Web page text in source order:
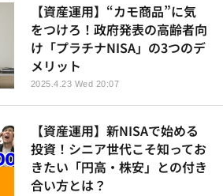
【資産運用】“カモ商品”に気
をつけろ！政府発表の高齢者向
け「プラチナNISA」の3つのデ
メリット
2025.4.23 Wed 20:07
【資産運用】新NISAで始める
投資！シニア世代こそ知ってお
きたい「円高・株安」との付き
合い方とは？